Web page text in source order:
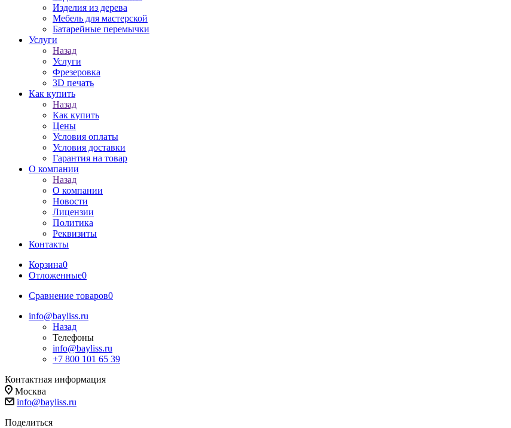
Изделия из дерева
Мебель для мастерской
Батарейные перемычки
Услуги
Назад
Услуги
Фрезеровка
3D печать
Как купить
Назад
Как купить
Цены
Условия оплаты
Условия доставки
Гарантия на товар
О компании
Назад
О компании
Новости
Лицензии
Политика
Реквизиты
Контакты
Корзина0
Отложенные0
Сравнение товаров0
info@bayliss.ru
Назад
Телефоны
info@bayliss.ru
+7 800 101 65 39
Контактная информация
Москва
info@bayliss.ru
Поделиться